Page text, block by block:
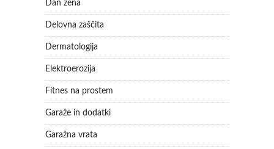
Dan žena
Delovna zaščita
Dermatologija
Elektroerozija
Fitnes na prostem
Garaže in dodatki
Garažna vrata